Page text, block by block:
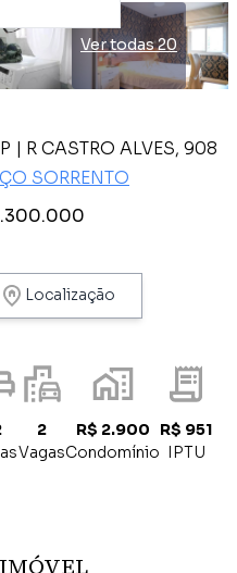
Ver todas 20
R CASTRO ALVES, 908
SORRENTO
Localização
2
Vagas
R$ 2.900
Condomínio
R$ 951
IPTU